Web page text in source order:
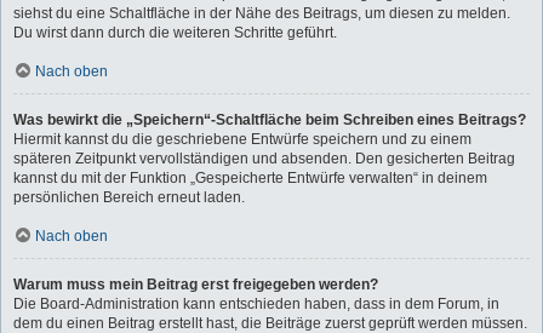
siehst du eine Schaltfläche in der Nähe des Beitrags, um diesen zu melden.
Du wirst dann durch die weiteren Schritte geführt.
Nach oben
Was bewirkt die „Speichern“-Schaltfläche beim Schreiben eines Beitrags?
Hiermit kannst du die geschriebene Entwürfe speichern und zu einem
späteren Zeitpunkt vervollständigen und absenden. Den gesicherten Beitrag
kannst du mit der Funktion „Gespeicherte Entwürfe verwalten“ in deinem
persönlichen Bereich erneut laden.
Nach oben
Warum muss mein Beitrag erst freigegeben werden?
Die Board-Administration kann entschieden haben, dass in dem Forum, in
dem du einen Beitrag erstellt hast, die Beiträge zuerst geprüft werden müssen.